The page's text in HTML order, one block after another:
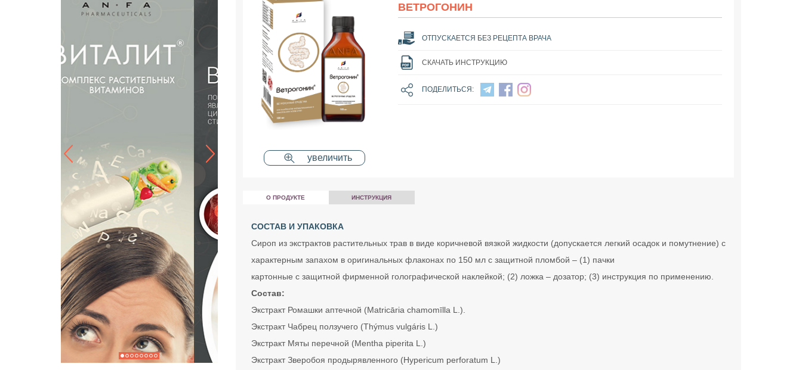
увеличить
ВЕТРОГОНИН
ОТПУСКАЕТСЯ БЕЗ РЕЦЕПТА ВРАЧА
СКАЧАТЬ ИНСТРУКЦИЮ
ПОДЕЛИТЬСЯ:
О ПРОДУКТЕ ИНСТРУКЦИЯ
СОСТАВ И УПАКОВКА
Сироп из экстрактов растительных трав в виде коричневой вязкой жидкости (допускается легкий осадок и помутнение) с
характерным запахом в оригинальных флаконах по 150 мл с защитной пломбой – (1) пачки
картонные с защитной фирменной голографической наклейкой; (2) ложка – дозатор; (3) инструкция по применению.
Состав:
Экстракт Ромашки аптечной (Matricāria chamomīlla L.).
Экстракт Чабрец ползучего (Thýmus vulgáris L.)
Экстракт Мяты перечной (Mentha piperita L.)
Экстракт Зверобоя продырявленного (Hypericum perforatum L.)